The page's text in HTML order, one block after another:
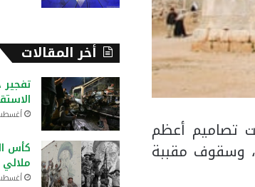
تصاميم أعظم
، وسقوف مقببة
أخر المقالات
تفجير
أغسطس 9,
كأس
أغسطس 9,